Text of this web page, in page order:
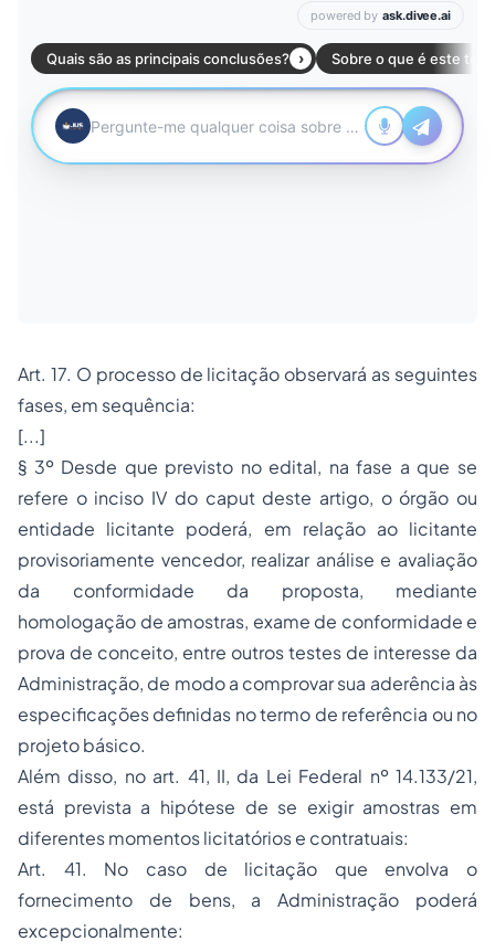
Art. 17. O processo de licitação observará as seguintes
fases, em sequência:
[...]
§ 3º Desde que previsto no edital, na fase a que se
refere o inciso IV do caput deste artigo, o órgão ou
entidade licitante poderá, em relação ao licitante
provisoriamente vencedor, realizar análise e avaliação
da conformidade da proposta, mediante
homologação de amostras, exame de conformidade e
prova de conceito, entre outros testes de interesse da
Administração, de modo a comprovar sua aderência às
especificações definidas no termo de referência ou no
projeto básico.
Além disso, no art. 41, II, da Lei Federal nº 14.133/21,
está prevista a hipótese de se exigir amostras em
diferentes momentos licitatórios e contratuais:
Art. 41. No caso de licitação que envolva o
fornecimento de bens, a Administração poderá
excepcionalmente: